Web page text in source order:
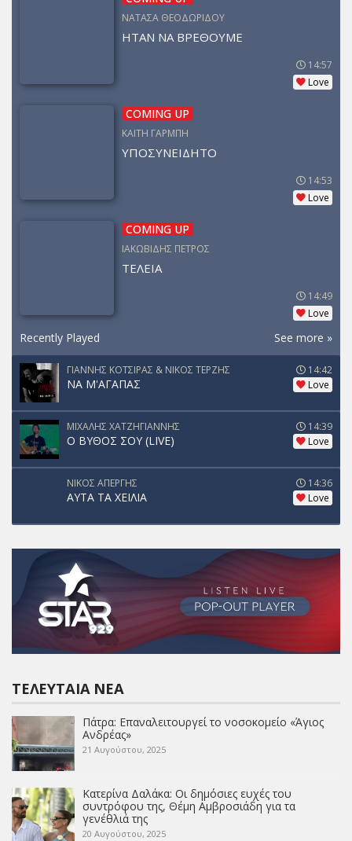
ΝΑΤΑΣΑ ΘΕΟΔΩΡΙΔΟΥ
ΗΤΑΝ ΝΑ ΒΡΕΘΟΥΜΕ
14:57
Love
COMING UP
ΚΑΙΤΗ ΓΑΡΜΠΗ
ΥΠΟΣΥΝΕΙΔΗΤΟ
14:53
Love
COMING UP
ΙΑΚΩΒΙΔΗΣ ΠΕΤΡΟΣ
ΤΕΛΕΙΑ
14:49
Love
Recently Played See more »
ΓΙΑΝΝΗΣ ΚΟΤΣΙΡΑΣ & ΝΙΚΟΣ ΤΕΡΖΗΣ
ΝΑ Μ'ΑΓΑΠΑΣ
14:42
Love
ΜΙΧΑΛΗΣ ΧΑΤΖΗΓΙΑΝΝΗΣ
Ο ΒΥΘΟΣ ΣΟΥ (LIVE)
14:39
Love
ΝΙΚΟΣ ΑΠΕΡΓΗΣ
ΑΥΤΑ ΤΑ ΧΕΙΛΙΑ
14:36
Love
ΤΕΛΕΥΤΑΊΑ ΝΈΑ
Πάτρα: Επαναλειτουργεί το νοσοκομείο «Άγιος
Ανδρέας»
21 Αυγούστου, 2025
Κατερίνα Δαλάκα: Οι δημόσιες ευχές του
συντρόφου της, Θέμη Αμβροσιάδη για τα
γενέθλιά της
20 Αυγούστου, 2025